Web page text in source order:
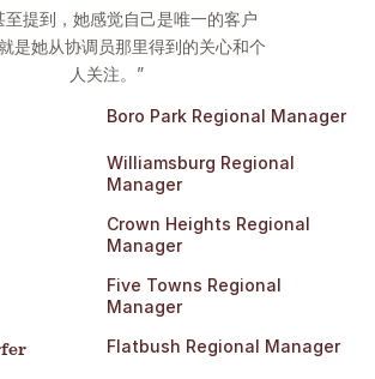
至提到，她感觉自己是唯一的客户
她从协调员那里得到的关心和个
人关注。”
Boro Park Regional Manager
Williamsburg Regional
Manager
Crown Heights Regional
Manager
Five Towns Regional
Manager
Flatbush Regional Manager